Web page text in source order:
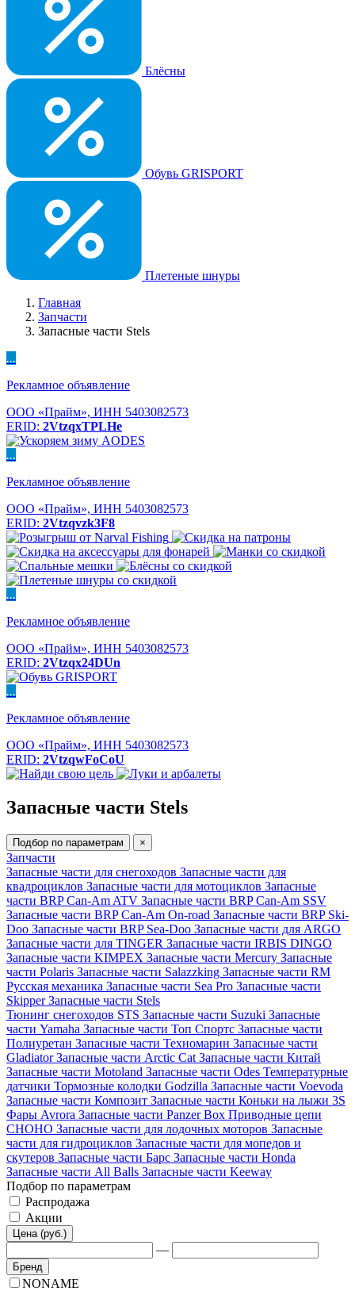
Блёсны
Обувь GRISPORT
Плетеные шнуры
Главная
Запчасти
Запасные части Stels
...
Рекламное объявление
ООО «Прайм», ИНН 5403082573
ERID: 2VtzqxTPLHe
...
Рекламное объявление
ООО «Прайм», ИНН 5403082573
ERID: 2Vtzqvzk3F8
...
Рекламное объявление
ООО «Прайм», ИНН 5403082573
ERID: 2Vtzqx24DUn
...
Рекламное объявление
ООО «Прайм», ИНН 5403082573
ERID: 2VtzqwFoCoU
Запасные части Stels
Подбор по параметрам ×
Запчасти
Запасные части для снегоходов Запасные части для
квадроциклов Запасные части для мотоциклов Запасные
части BRP Can-Am ATV Запасные части BRP Can-Am SSV
Запасные части BRP Can-Am On-road Запасные части BRP Ski-
Doo Запасные части BRP Sea-Doo Запасные части для ARGO
Запасные части для TINGER Запасные части IRBIS DINGO
Запасные части KIMPEX Запасные части Mercury Запасные
части Polaris Запасные части Salazzking Запасные части RM
Русская механика Запасные части Sea Pro Запасные части
SkipperЗапасные части Stels
Тюнинг снегоходов STS Запасные части Suzuki Запасные
части Yamaha Запасные части Топ Спортс Запасные части
Полиуретан Запасные части Техномарин Запасные части
GladiatorЗапасные части Arctic Cat Запасные части Китай
Запасные части Motoland Запасные части Odes Температурные
датчики Тормозные колодки Godzilla Запасные части Voevoda
Запасные части Композит Запасные части Коньки на лыжи 3S
Фары Avrora Запасные части Panzer Box Приводные цепи
CHOHO Запасные части для лодочных моторов Запасные
части для гидроциклов Запасные части для мопедов и
скутеров Запасные части Барс Запасные части Honda
Запасные части All Balls Запасные части Keeway
Подбор по параметрам
Распродажа
Акции
Цена (руб.)
—
Бренд
NONAME